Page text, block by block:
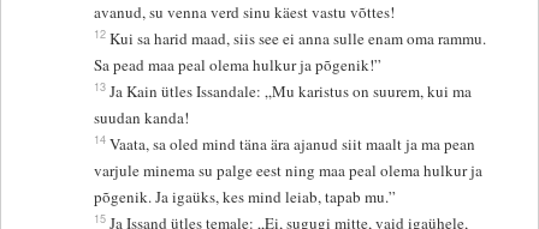
avanud, su venna verd sinu käest vastu võttes!
12 Kui sa harid maad, siis see ei anna sulle enam oma rammu.
Sa pead maa peal olema hulkur ja põgenik!”
13 Ja Kain ütles Issandale: „Mu karistus on suurem, kui ma
suudan kanda!
14 Vaata, sa oled mind täna ära ajanud siit maalt ja ma pean
varjule minema su palge eest ning maa peal olema hulkur ja
põgenik. Ja igaüks, kes mind leiab, tapab mu.”
15 Ja Issand ütles temale: „Ei, sugugi mitte, vaid igaühele,